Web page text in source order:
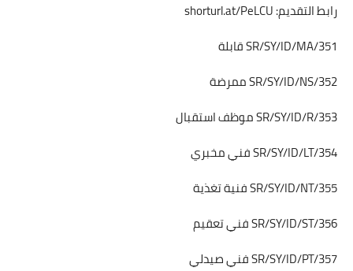
رابط التقديم:shorturl.at/PeLCU
SR/SY/ID/MA/351 قابلة
SR/SY/ID/NS/352 ممرضة
SR/SY/ID/R/353 موظف استقبال
SR/SY/ID/LT/354 فني مخبري
SR/SY/ID/NT/355 فنية تغذية
SR/SY/ID/ST/356 فني تعقيم
SR/SY/ID/PT/357 فني صيدلي